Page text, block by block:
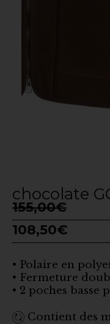
chocolate
155,00€
108,50€
• Polaire en
• Fermeture
• 2 poches basse
Contient des